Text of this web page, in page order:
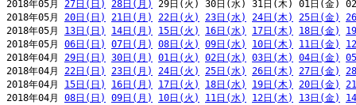
2018年05月 27日(日) 28日(月)
29日(火) 30日(水) 31日(木) 01日(金)
2018年05月 20日(日) 21日(月) 22日(火) 23日(水) 24日(木) 25日(金)
2018年05月 13日(日) 14日(月) 15日(火) 16日(水) 17日(木) 18日(金)
2018年05月 06日(日) 07日(月) 08日(火) 09日(水) 10日(木) 11日(金)
2018年04月 29日(日) 30日(月) 01日(火) 02日(水) 03日(木) 04日(金)
2018年04月 22日(日) 23日(月) 24日(火) 25日(水) 26日(木) 27日(金)
2018年04月 15日(日) 16日(月) 17日(火) 18日(水) 19日(木) 20日(金)
2018年04月 08日(日) 09日(月) 10日(火) 11日(水) 12日(木) 13日(金)